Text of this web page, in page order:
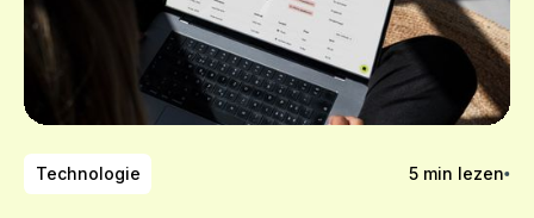
Technologie 5 min lezen